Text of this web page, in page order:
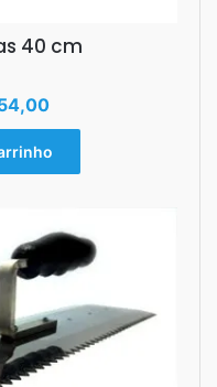
40 cm
O
preço
atual
é: